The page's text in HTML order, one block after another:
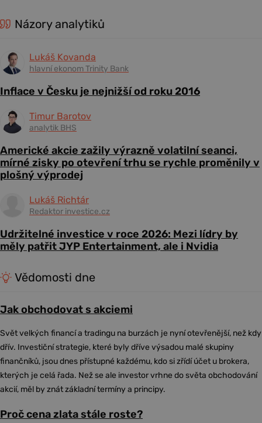
Názory analytiků
Lukáš Kovanda
hlavní ekonom Trinity Bank
Inflace v Česku je nejnižší od roku 2016
Timur Barotov
analytik BHS
Americké akcie zažily výrazně volatilní seanci,
mírné zisky po otevření trhu se rychle proměnily v
plošný výprodej
Lukáš Richtár
Redaktor investice.cz
Udržitelné investice v roce 2026: Mezi lídry by
měly patřit JYP Entertainment, ale i Nvidia
Vědomosti dne
Jak obchodovat s akciemi
Svět velkých financí a tradingu na burzách je nyní otevřenější, než kdy
dřív. Investiční strategie, které byly dříve výsadou malé skupiny
finančníků, jsou dnes přístupné každému, kdo si zřídí účet u brokera,
kterých je celá řada. Než se ale investor vrhne do světa obchodování
akcií, měl by znát základní termíny a principy.
Proč cena zlata stále roste?